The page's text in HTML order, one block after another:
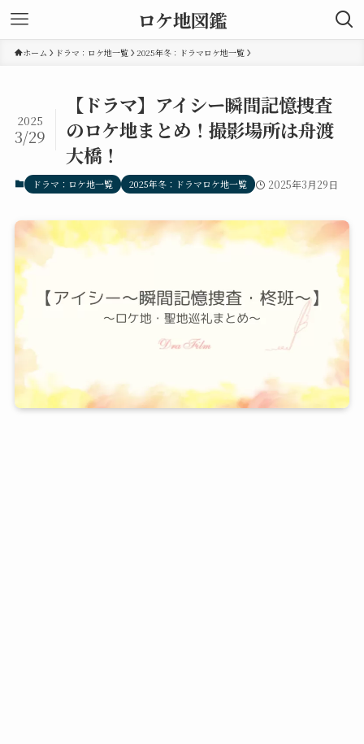
ロケ地図鑑
ホーム ドラマ：ロケ地一覧 2025年冬：ドラマロケ地一覧
【ドラマ】アイシー瞬間記憶捜査
のロケ地まとめ！撮影場所は舟渡
大橋！
2025
3/29
ドラマ：ロケ地一覧 2025年冬：ドラマロケ地一覧 2025年3月29日